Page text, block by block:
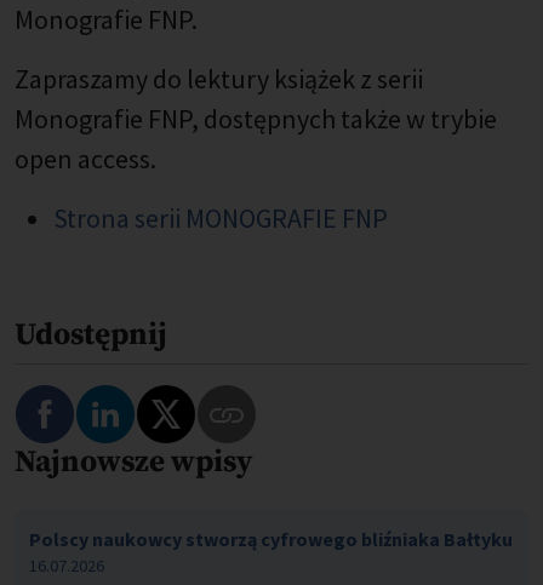
Monografie FNP.
Zapraszamy do lektury książek z serii
Monografie FNP, dostępnych także w trybie
open access.
Strona serii MONOGRAFIE FNP
Udostępnij
Najnowsze wpisy
Polscy naukowcy stworzą cyfrowego bliźniaka Bałtyku
16.07.2026